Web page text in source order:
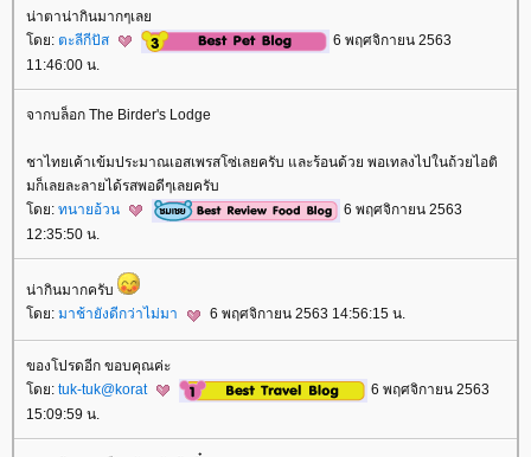
น่าตาน่ากินมากๆเล
ดย: ตะลีกีปัส
6 พฤศจิกายน 2563
11:46:00 น.
จากบล็อก The Birder's Lodge
ชาไทยเค้าเข้มประมาณเอสเพรสโซ่เลยครับ และร้อนด้วย พอเทลงไปในถ้วยไอติ
มก็เลยละลายได้รสพอดีๆเลยครับ
ดย: ทนายอ้วน
6 พฤศจิกายน 2563
12:35:50 น.
น่ากินมากครับ
ดย: มาช้ายังดีกว่าไม่มา 6 พฤศจิกายน 2563 14:56:15 น.
ของโปรดอีก ขอบคุณค่ะ
ดย: tuk-tuk@korat
6 พฤศจิกายน 2563
15:09:59 น.